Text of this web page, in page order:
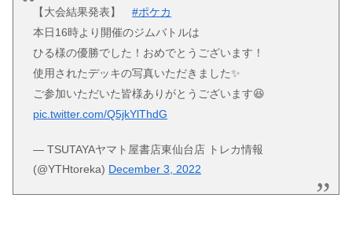
【大会結果発表】#ポケカ
本日16時より開催のジムバトルは
ひる様の優勝でした！おめでとうございます！
使用されたデッキの写真いただきました✨
ご参加いただいた皆様ありがとうございます😆
pic.twitter.com/Q5jkYlThdG
— TSUTAYAヤマト屋書店東仙台店 トレカ情報
(@YTHtoreka) December 3, 2022